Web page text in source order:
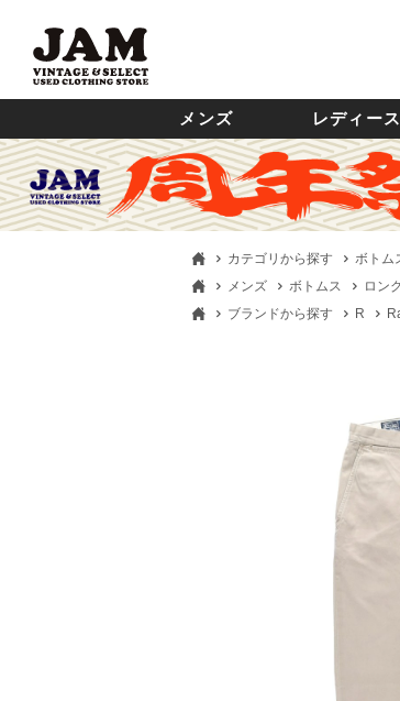
メンズ レディース
カテゴリから探す ボトム
メンズ
ボトムス ロン
ブランドから探す
R